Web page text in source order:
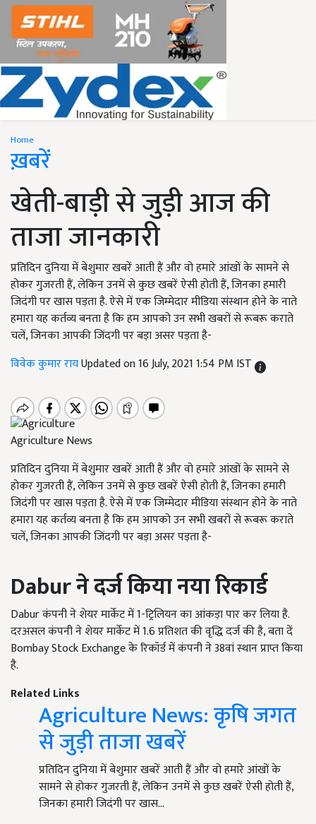
Home
ख़बरें
खेती-बाड़ी से जुड़ी आज की
ताजा जानकारी
प्रतिदिन दुनिया में बेशुमार खबरें आती हैं और वो हमारे आंखों के सामने से
होकर गुजरती हैं, लेकिन उनमें से कुछ खबरें ऐसी होती हैं, जिनका हमारी
जिदंगी पर खास पड़ता है. ऐसे में एक जिम्मेदार मीडिया संस्थान होने के नाते
हमारा यह कर्तव्य बनता है कि हम आपको उन सभी खबरों से रूबरू कराते
चलें, जिनका आपकी जिंदगी पर बड़ा असर पड़ता है-
विवेक कुमार रायUpdated on 16 July, 2021 1:54 PM IST
Agriculture News
प्रतिदिन दुनिया में बेशुमार खबरें आती हैं और वो हमारे आंखों के सामने से
होकर गुजरती हैं, लेकिन उनमें से कुछ खबरें ऐसी होती हैं, जिनका हमारी
जिदंगी पर खास पड़ता है. ऐसे में एक जिम्मेदार मीडिया संस्थान होने के नाते
हमारा यह कर्तव्य बनता है कि हम आपको उन सभी खबरों से रूबरू कराते
चलें, जिनका आपकी जिंदगी पर बड़ा असर पड़ता है-
Daburने दर्ज किया नया रिकार्ड
Dabur कंपनी ने शेयर मार्केट में 1-ट्रिलियन का आंकड़ा पार कर लिया है.
दरअसल कंपनी ने शेयर मार्केट में 1.6 प्रतिशत की वृद्धि दर्ज की है, बता दें
Bombay Stock Exchange के रिकॉर्ड में कंपनी ने 38वां स्थान प्राप्त किया
है.
Related Links
Agriculture News: कृषि जगत
से जुड़ी ताजा खबरें
प्रतिदिन दुनिया में बेशुमार खबरें आती हैं और वो हमारे आंखों के
सामने से होकर गुजरती हैं, लेकिन उनमें से कुछ खबरें ऐसी होती हैं,
जिनका हमारी जिदंगी पर खास…